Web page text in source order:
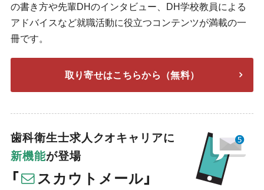
の書き方や先輩DHのインタビュー、DH学校教員による
アドバイスなど就職活動に役立つコンテンツが満載の一
冊です。
取り寄せはこちらから（無料）
歯科衛生士求人クオキャリアに
新機能が登場
「 スカウトメール」